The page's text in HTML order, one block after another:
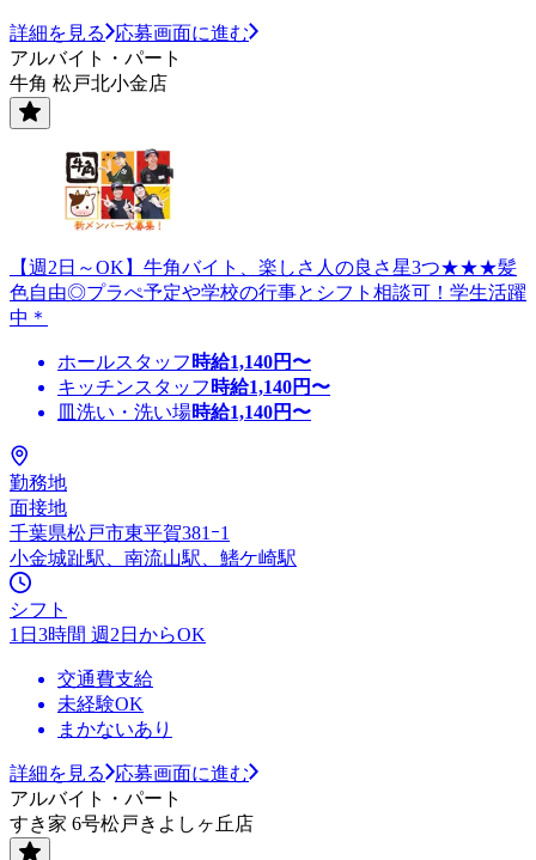
詳細を見る
応募画面に進む
アルバイト・パート
牛角 松戸北小金店
【週2日～OK】牛角バイト、楽しさ人の良さ星3つ★★★髪
色自由◎プラぺ予定や学校の行事とシフト相談可！学生活躍
中＊
ホールスタッフ 時給1,140円〜
キッチンスタッフ 時給1,140円〜
皿洗い・洗い場時給1,140円〜
勤務地
面接地
千葉県松戸市東平賀381ｰ1
小金城趾駅、南流山駅、鰭ケ崎駅
シフト
1日3時間 週2日からOK
交通費支給
未経験OK
まかないあり
詳細を見る
応募画面に進む
アルバイト・パート
すき家 6号松戸きよしヶ丘店